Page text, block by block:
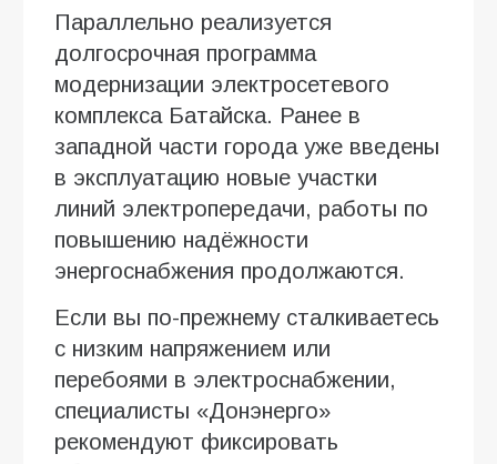
Параллельно реализуется
долгосрочная программа
модернизации электросетевого
комплекса Батайска. Ранее в
западной части города уже введены
в эксплуатацию новые участки
линий электропередачи, работы по
повышению надёжности
энергоснабжения продолжаются.
Если вы по-прежнему сталкиваетесь
с низким напряжением или
перебоями в электроснабжении,
специалисты «Донэнерго»
рекомендуют фиксировать